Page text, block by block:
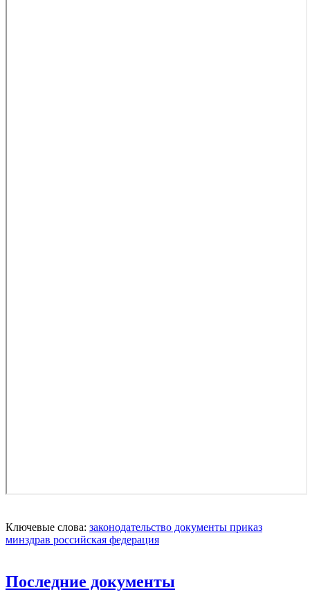
Ключевые слова: законодательство документы приказ
минздрав российская федерация
Последние документы